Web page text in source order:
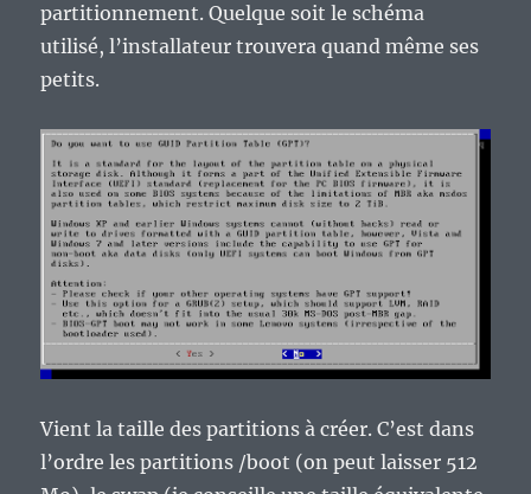
partitionnement. Quelque soit le schéma
utilisé, l’installateur trouvera quand même ses
petits.
Vient la taille des partitions à créer. C’est dans
l’ordre les partitions /boot (on peut laisser 512